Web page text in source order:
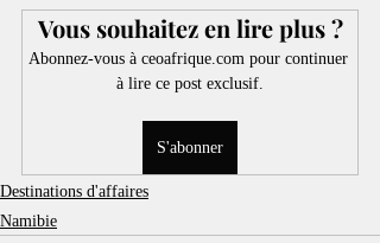
Vous souhaitez en lire plus ?
Abonnez-vous à ceoafrique.com pour continuer
à lire ce post exclusif.
S'abonner
Destinations d'affaires
Namibie